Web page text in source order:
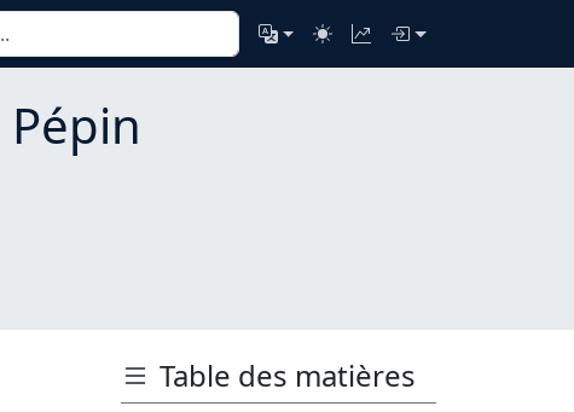
Pépin
Table des matières